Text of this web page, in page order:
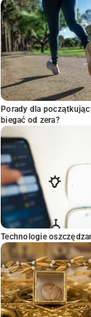
Porady dla
biegać od zera?
Technologie